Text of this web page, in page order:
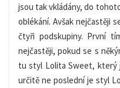
jsou tak vkládány, do
oblékání. Avšak nejčastěji
čtyři podskupiny. První
nejčastěji, pokud se s
tu styl Lolita Sweet, který
určitě ne poslední je styl